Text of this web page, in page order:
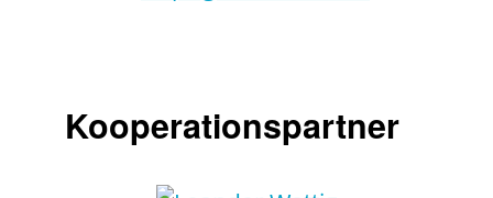
Kooperationspartner